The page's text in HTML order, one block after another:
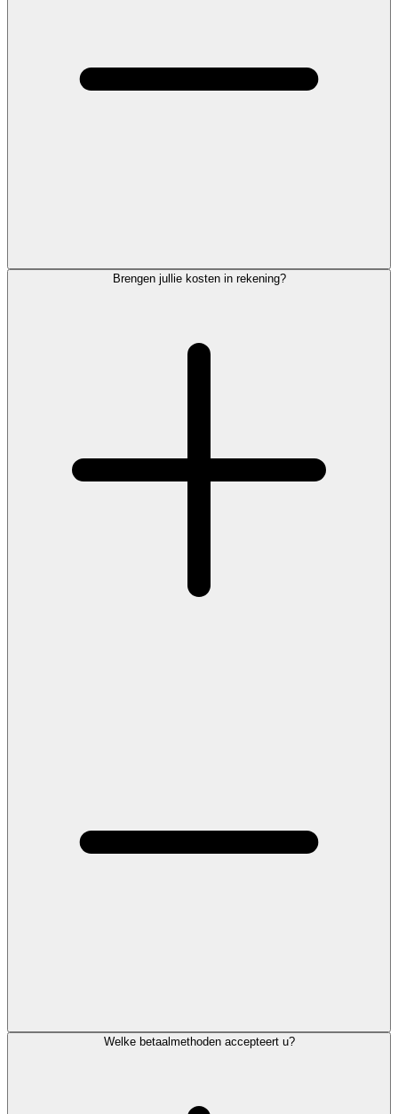
Brengen jullie kosten in rekening?
Welke betaalmethoden accepteert u?